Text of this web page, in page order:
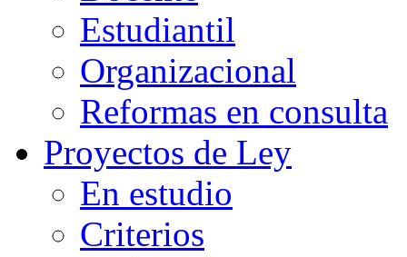
Estudiantil
Organizacional
Reformas en consulta
Proyectos de Ley
En estudio
Criterios